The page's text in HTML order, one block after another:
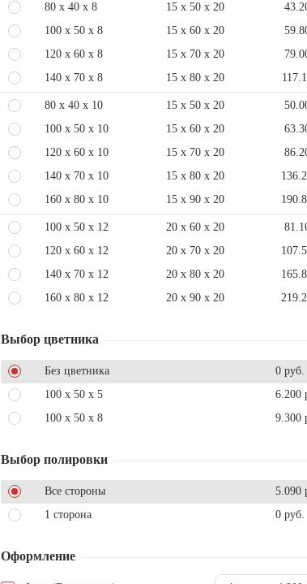
80 x 40 x 8 15 x 50 x 20
100 x 50 x 8
15 x 60 x 20
120 x 60 x 8
15 x 70 x 20
140 x 70 x 8
15 x 80 x 20
80 x 40 x 10 15 x 50 x 20
100 x 50 x 10
15 x 60 x 20
120 x 60 x 10
15 x 70 x 20
140 x 70 x 10
15 x 80 x 20
160 x 80 x 10
15 x 90 x 20
100 x 50 x 12 20 x 60 x 20
120 x 60 x 12
20 x 70 x 20
140 x 70 x 12
20 x 80 x 20
160 x 80 x 12
20 x 90 x 20
Выбор цветника
Без цветника
0 руб.
100 x 50 x 5
6.200
100 x 50 x 8
9.300
Выбор полировки
Все стороны
5.090
1 сторона
0 руб.
Оформление